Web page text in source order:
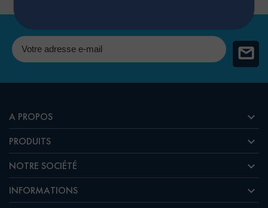
A PROPOS 
PRODUITS 
NOTRE SOCIÉTÉ 
INFORMATIONS 